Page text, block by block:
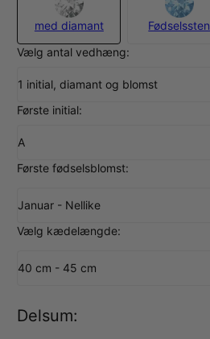
med diamant
Fødselssten
Vælg antal vedhæng:
1 initial, diamant og blomst
Første initial:
A
Første fødselsblomst:
Januar - Nellike
Vælg kædelængde:
40 cm - 45 cm
Delsum: